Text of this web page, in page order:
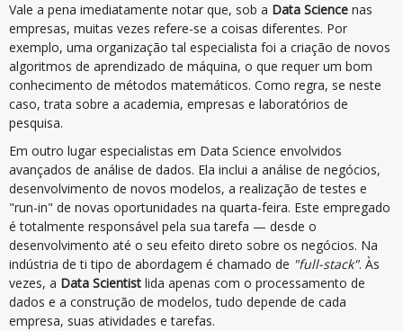
Vale a pena imediatamente notar que, sob a Data Science nas
empresas, muitas vezes refere-se a coisas diferentes. Por
exemplo, uma organização tal especialista foi a criação de novos
algoritmos de aprendizado de máquina, o que requer um bom
conhecimento de métodos matemáticos. Como regra, se neste
caso, trata sobre a academia, empresas e laboratórios de
pesquisa.
Em outro lugar especialistas em Data Science envolvidos
avançados de análise de dados. Ela inclui a análise de negócios,
desenvolvimento de novos modelos, a realização de testes e
"run-in" de novas oportunidades na quarta-feira. Este empregado
é totalmente responsável pela sua tarefa — desde o
desenvolvimento até o seu efeito direto sobre os negócios. Na
indústria de ti tipo de abordagem é chamado de "full-stack". Às
vezes, a Data Scientist lida apenas com o processamento de
dados e a construção de modelos, tudo depende de cada
empresa, suas atividades e tarefas.